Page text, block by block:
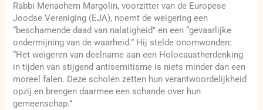
Rabbi Menachem Margolin, voorzitter van de Europese
Joodse Vereniging (EJA), noemt de weigering een
“beschamende daad van nalatigheid” en een “gevaarlijke
ondermijning van de waarheid.” Hij stelde onomwonden:
“Het weigeren van deelname aan een Holocaustherdenking
in tijden van stijgend antisemitisme is niets minder dan een
moreel falen. Deze scholen zetten hun verantwoordelijkheid
opzij en brengen daarmee een schande over hun
gemeenschap.”